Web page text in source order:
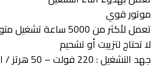
موتور قوي
تعمل لأكثر من 5000 ساعة تشغيل متواصلة
لا تحتاج لتزييت أو تشحيم
جهد التشغيل : 220 فولت – 50 هرتز / الثانية